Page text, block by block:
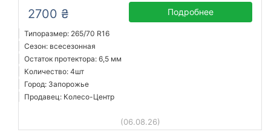
2700 ₴ Подробнее
Типоразмер: 265/70 R16
Сезон: всесезонная
Остаток протектора: 6,5 мм
Количество: 4шт
Город: Запорожье
Продавец: Колесо-Центр
(06.08.26)